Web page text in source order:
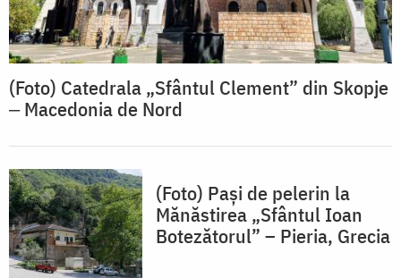
(Foto) Catedrala „Sfântul Clement” din Skopje
‒ Macedonia de Nord
(Foto) Pași de pelerin la
Mănăstirea „Sfântul Ioan
Botezătorul” – Pieria, Grecia